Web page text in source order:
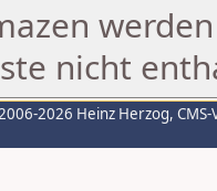
nicht
2026 Heinz Herzog,